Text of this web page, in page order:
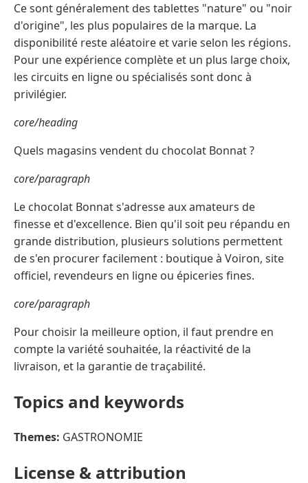
Ce sont généralement des tablettes "nature" ou "noir
d'origine", les plus populaires de la marque. La
disponibilité reste aléatoire et varie selon les régions.
Pour une expérience complète et un plus large choix,
les circuits en ligne ou spécialisés sont donc à
privilégier.
core/heading
Quels magasins vendent du chocolat Bonnat ?
core/paragraph
Le chocolat Bonnat s'adresse aux amateurs de
finesse et d'excellence. Bien qu'il soit peu répandu en
grande distribution, plusieurs solutions permettent
de s'en procurer facilement : boutique à Voiron, site
officiel, revendeurs en ligne ou épiceries fines.
core/paragraph
Pour choisir la meilleure option, il faut prendre en
compte la variété souhaitée, la réactivité de la
livraison, et la garantie de traçabilité.
Topics and keywords
Themes: GASTRONOMIE
License & attribution